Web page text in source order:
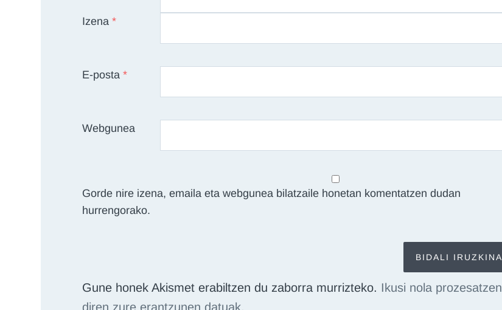
Izena *
E-posta *
Webgunea
Gorde nire izena, emaila eta webgunea bilatzaile honetan komentatzen dudan
hurrengorako.
Gune honek Akismet erabiltzen du zaborra murrizteko. Ikusi nola prozesatzen
diren zure erantzunen datuak.